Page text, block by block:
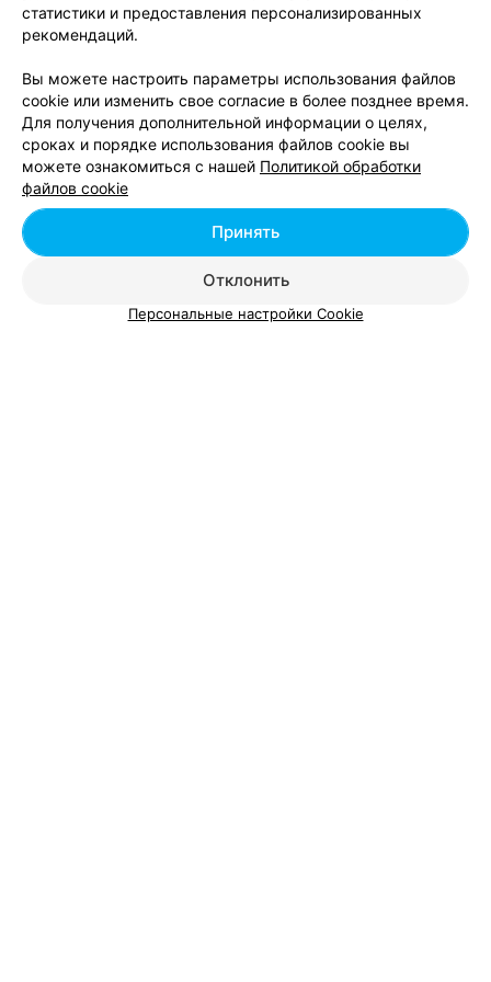
МЕДИЦИНСКИЙ ЦЕНТР
Лаборатория лица и тела
Минск, ул. Нововиленская, 37
Карбокситерапия
Фракционная
статистики и предоставления персонализированных
рекомендаций.
Вы можете настроить параметры использования файлов
cookie или изменить свое согласие в более позднее время.
Для получения дополнительной информации о целях,
сроках и порядке использования файлов cookie вы
можете ознакомиться с нашей Политикой обработки
файлов cookie
Отклонить
Принять
Персональные настройки Cookie